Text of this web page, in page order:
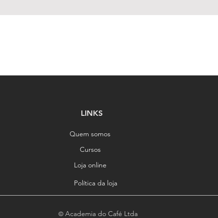
LINKS
Quem somos
Cursos
Loja online
Política da loja
© Academia do Café Ltda